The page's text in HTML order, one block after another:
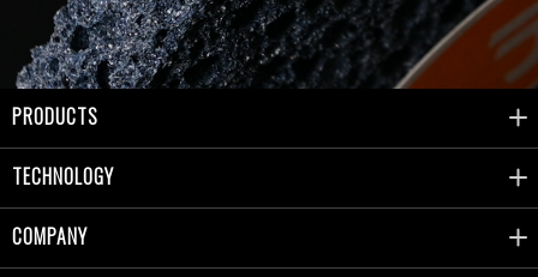
PRODUCTS
TECHNOLOGY
COMPANY